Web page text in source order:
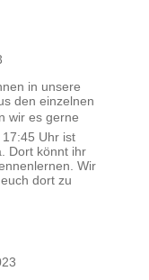
in unsere
den einzelnen
wir es gerne
Uhr ist
Dort könnt ihr
Wir
dort zu